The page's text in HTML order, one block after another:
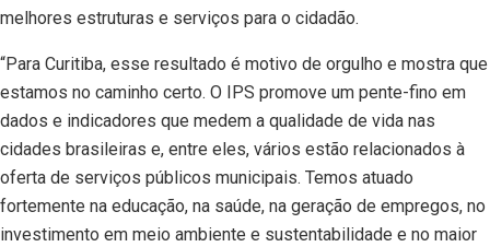
melhores estruturas e serviços para o cidadão.
“Para Curitiba, esse resultado é motivo de orgulho e mostra que
estamos no caminho certo. O IPS promove um pente-fino em
dados e indicadores que medem a qualidade de vida nas
cidades brasileiras e, entre eles, vários estão relacionados à
oferta de serviços públicos municipais. Temos atuado
fortemente na educação, na saúde, na geração de empregos, no
investimento em meio ambiente e sustentabilidade e no maior